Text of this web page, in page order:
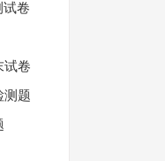
试卷
试卷
测题